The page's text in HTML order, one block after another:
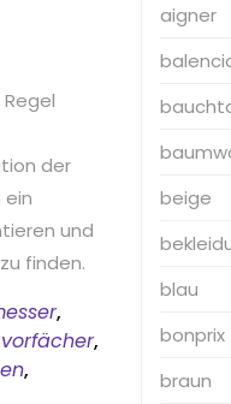
der
ein
und
finden.
,
,
,
aigner
beige
blau
bonprix
braun